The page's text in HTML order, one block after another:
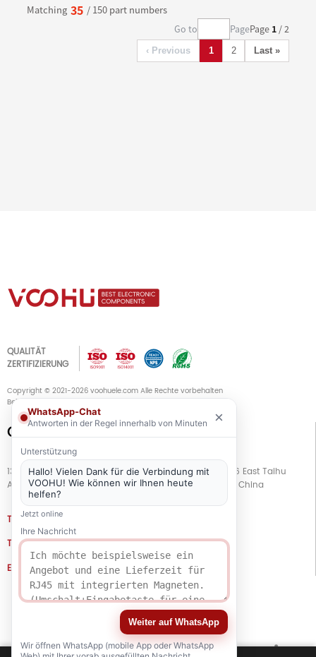
Matching 35 / 150 part numbers
Go to
PagePage 1 / 2
‹ Previous 1 2 Last »
QUALITÄT
ZERTIFIZIERUNG
Copyright © 2021-2026 voohuele.com Alle Rechte vorbehalten
Beliebte Produkte-Sitemap-Speziell
Connect with Us
13. Stock, Gebäude G, Kaiping Business Center, Nr. 11666 East Taihu
Avenue, Bezirk Wujiang, Stadt Suzhou, Provinz Jiangsu, China
TEL
+86 133 5804 1040 (WhatsApp)
TEL +86 180 2130 1136 / +86 133 3865 5578
E-MAIL
voohu@voohuele.com
Soziale Medien
WhatsApp-Chat
Antworten in der Regel innerhalb von Minuten ×
Unterstützung
Hallo! Vielen Dank für die Verbindung mit
VOOHU! Wie können wir Ihnen heute
helfen?
Jetzt online
Ihre Nachricht
Weiter auf WhatsApp
Wir öffnen WhatsApp (mobile App oder WhatsApp